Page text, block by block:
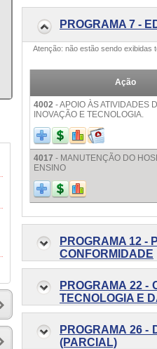
PROGRAMA 7 -
Atenção: não estão sendo exibidas
Ação
4002 - APOIO ÀS ATIVIDADES
INOVAÇÃO E TECNOLOGIA.
4017 - MANUTENÇÃO DO
ENSINO
PROGRAMA 12 -
CONFORMIDADE
PROGRAMA 22 -
TECNOLOGIA E
PROGRAMA 26 -
(PARCIAL)